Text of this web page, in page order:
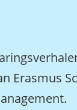
Erasmus